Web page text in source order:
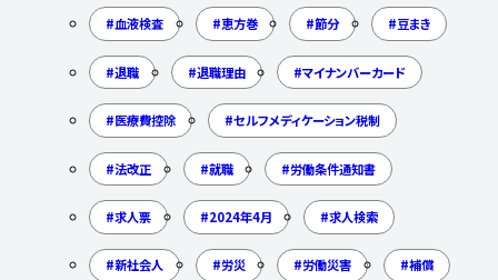
血液検査 恵方巻 節分 豆まき
退職 退職理由 マイナンバーカード
医療費控除 セルフメディケーション税制
法改正 就職 労働条件通知書
求人票 2024年4月 求人検索
新社会人 労災 労働災害 補償